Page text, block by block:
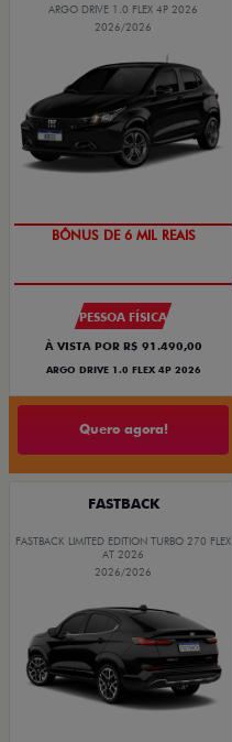
ARGO DRIVE 1.0 FLEX 4P 2026
2026/2026
TAXA ZERO
PESSOA FÍSICA
À VISTA POR R$ 91.490,00
ARGO DRIVE 1.0 FLEX 4P 2026
Quero agora!
FASTBACK
FASTBACK LIMITED EDITION TURBO 270 FLEX
AT 2026
2026/2026